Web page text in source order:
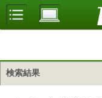
検索結果